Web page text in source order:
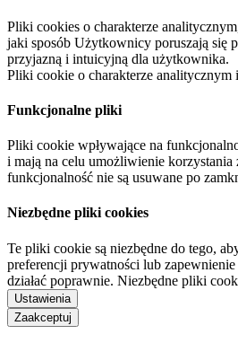
Pliki cookies o charakterze
jaki sposób Użytkownicy poruszają się
przyjazną i intuicyjną dla użytkownika.
Pliki cookie o charakterze analitycznym
Funkcjonalne pliki
Pliki cookie wpływające na
i mają na celu umożliwienie
funkcjonalność nie są usuwane po
Niezbędne pliki cookies
Te pliki cookie są niezbędne do tego,
preferencji prywatności lub
działać poprawnie. Niezbędne pliki
Ustawienia
Zaakceptuj